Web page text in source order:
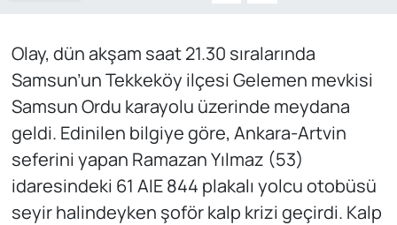
Olay, dün akşam saat 21.30 sıralarında
Samsun’un Tekkeköy ilçesi Gelemen mevkisi
Samsun Ordu karayolu üzerinde meydana
geldi. Edinilen bilgiye göre, Ankara-Artvin
seferini yapan Ramazan Yılmaz (53)
idaresindeki 61 AIE 844 plakalı yolcu otobüsü
seyir halindeyken şoför kalp krizi geçirdi. Kalp